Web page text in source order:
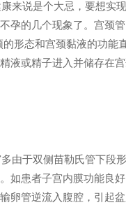
来说是个大忌，要想实
孕的几个现象了。宫颈
形态和宫颈黏液的功
液或精子进入并储存在
由于双侧苗勒氏管下段
如患者子宫内膜功能良
卵管逆流入腹腔，引起